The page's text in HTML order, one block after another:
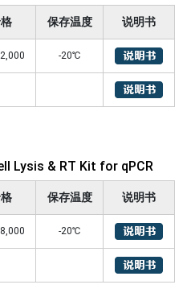
保存温度 说明书
-20℃
Lysis & RT Kit for qPCR
保存温度 说明书
-20℃